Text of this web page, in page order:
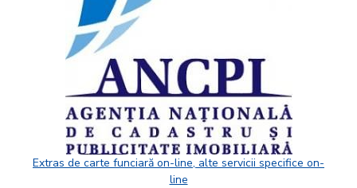
Extras de carte funciară on-line, alte servicii specifice on-
line